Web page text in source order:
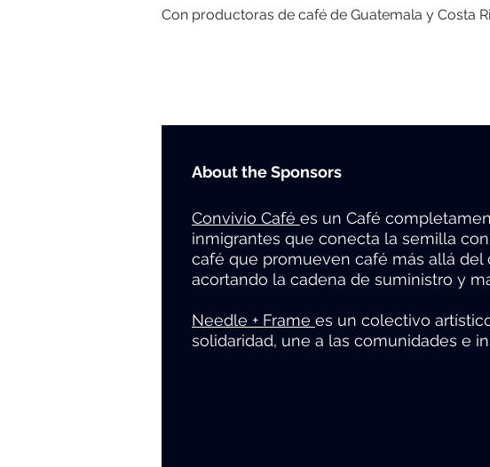
Con productoras de café de Guatemala y Costa
About the Sponsors
Convivio Café es un Café
inmigrantes que conecta la semilla
café que promueven café más allá
acortando la cadena de suministro y
Needle + Frame es un colectivo
solidaridad, une a las comunidades e